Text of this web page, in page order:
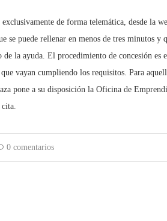
de forma telemática, desde la
se puede rellenar en menos de tres minutos y
la ayuda. El procedimiento de concesión es
vayan cumpliendo los requisitos. Para
pone a su disposición la Oficina de
0 comentarios